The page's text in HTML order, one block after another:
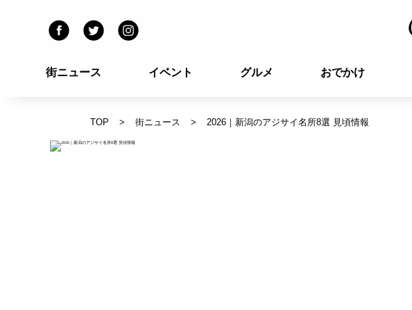
街ニュース イベント グルメ おでかけ
TOP 街ニュース 2026｜新潟のアジサイ名所8選 見頃情報